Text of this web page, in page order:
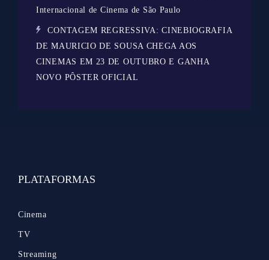
Internacional de Cinema de São Paulo
CONTAGEM REGRESSIVA: CINEBIOGRAFIA
DE MAURICIO DE SOUSA CHEGA AOS
CINEMAS EM 23 DE OUTUBRO E GANHA
NOVO PÔSTER OFICIAL
PLATAFORMAS
Cinema
TV
Streaming